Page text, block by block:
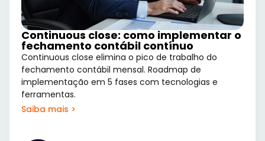
Continuous close: como implementar o
fechamento contábil contínuo
Continuous close elimina o pico de trabalho do
fechamento contábil mensal. Roadmap de
implementação em 5 fases com tecnologias e
ferramentas.
Saiba mais >